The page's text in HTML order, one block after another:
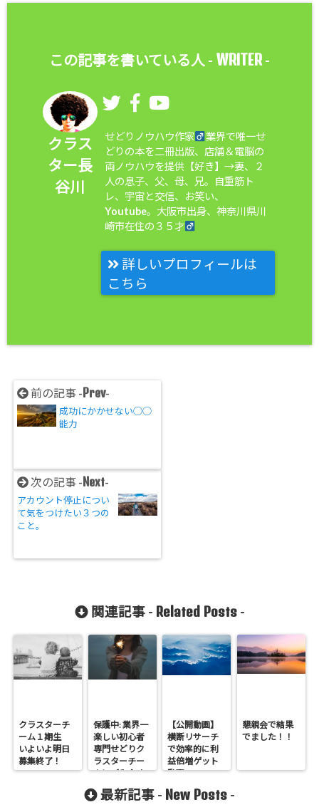
この記事を書いている人 - WRITER-
クラス
ター長
谷川
せどりノウハウ作家
業界で唯一せ
どりの本を二冊出版、店舗＆電脳の
両ノウハウを提供【好き】→妻、２
人の息子、父、母、兄。自重筋ト
レ、宇宙と交信、お笑い、
Youtube。大阪市出身、神奈川県川
崎市在住の３５才
詳しいプロフィールは
こちら
前の記事 -Prev-
成功にかかせない◯◯
能力
次の記事 -Next-
アカウント停止につい
て気をつけたい３つの
こと。
関連記事 - Related Posts-
クラスターチ
ーム１期生
いよいよ明日
募集終了！
保護中: 業界一
楽しい初心者
専門せどりク
ラスターチー
ムにご入会く
【公開動画】
横断リサーチ
で効率的に利
益倍増ゲット
動画
懇親会で結果
でました！！
最新記事 - New Posts -